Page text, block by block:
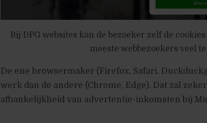
Bij DPG websites kan de bezoeker zelf de
meeste webbezoekers veel
De ene browsermaker (Firefox, Safari,
werk dan de andere (Chrome, Edge). Dat zal
afhankelijkheid van advertentie-inkomsten bij